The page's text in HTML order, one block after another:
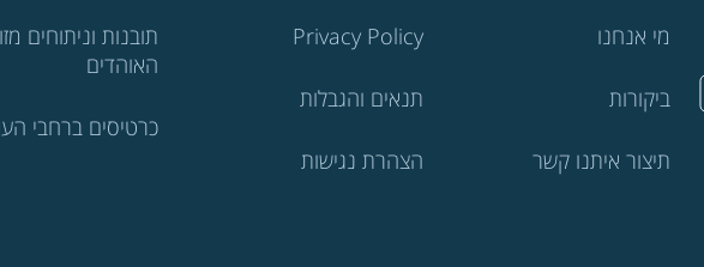
מי אנחנו
ביקורות
תיצור איתנו קשר
Privacy Policy
תנאים והגבלות
הצהרת נגישות
תובנות וניתוחים
האוהדים
כרטיסים ברחבי